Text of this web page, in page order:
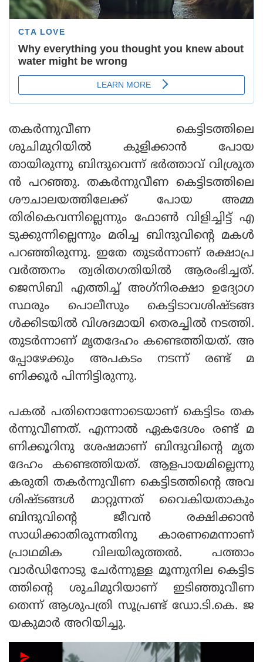
തകര്‍ന്നുവീണ കെട്ടിടത്തിലെ
ശുചിമുറിയില്‍ കുളിക്കാന്‍ പോയ
തായിരുന്നു ബിന്ദുവെന്ന് ഭര്‍ത്താവ് വിശ്രുത
ന്‍ പറഞ്ഞു. തകര്‍ന്നുവീണ കെട്ടിടത്തിലെ
ശൗചാലയത്തിലേക്ക് പോയ അമ്മ
തിരികെവന്നില്ലെന്നും ഫോണ്‍ വിളിച്ചിട്ട് എ
ടുക്കുന്നില്ലെന്നും മരിച്ച ബിന്ദുവിന്റെ മകള്‍
പറഞ്ഞിരുന്നു. ഇതേ തുടര്‍ന്നാണ് രക്ഷാപ്ര
വര്‍ത്തനം ത്വരിതഗതിയില്‍ ആരംഭിച്ചത്.
ജെസിബി എത്തിച്ച് അഗ്‌നിരക്ഷാ ഉദ്യോഗ
സ്ഥരും പൊലീസും കെട്ടിടാവശിഷ്ടങ്ങ
ള്‍ക്കിടയില്‍ വിശദമായി തെരച്ചില്‍ നടത്തി.
തുടര്‍ന്നാണ് മൃതദേഹം കണ്ടെത്തിയത്. അ
പ്പോഴേക്കും അപകടം നടന്ന് രണ്ട് മ
ണിക്കൂര്‍ പിന്നിട്ടിരുന്നു.
പകല്‍ പതിനൊന്നോടെയാണ് കെട്ടിടം തക
ര്‍ന്നുവീണത്. എന്നാല്‍ ഏകദേശം രണ്ട് മ
ണിക്കൂറിനു ശേഷമാണ് ബിന്ദുവിന്റെ മൃത
ദേഹം കണ്ടെത്തിയത്. ആളപായമില്ലെന്നു
കരുതി തകര്‍ന്നുവീണ കെട്ടിടത്തിന്റെ അവ
ശിഷ്ടങ്ങള്‍ മാറ്റുന്നത് വൈകിയതാകും
ബിന്ദുവിന്റെ ജീവന്‍ രക്ഷിക്കാന്‍
സാധിക്കാതിരുന്നതിനു കാരണമെന്നാണ്
പ്രാഥമിക വിലയിരുത്തല്‍. പത്താം
വാര്‍ഡിനോടു ചേര്‍ന്നുള്ള മൂന്നുനില കെട്ടിട
ത്തിന്റെ ശുചിമുറിയാണ് ഇടിഞ്ഞുവീണ
തെന്ന് ആശുപത്രി സൂപ്രണ്ട് ഡോ.ടി.കെ. ജ
യകുമാര്‍ അറിയിച്ചു.